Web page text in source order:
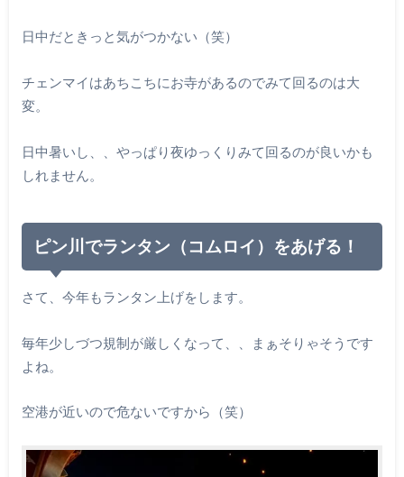
日中だときっと気がつかない（笑）
チェンマイはあちこちにお寺があるのでみて回るのは大
変。
日中暑いし、、やっぱり夜ゆっくりみて回るのが良いかも
しれません。
ピン川でランタン（コムロイ）をあげる！
さて、今年もランタン上げをします。
毎年少しづつ規制が厳しくなって、、まぁそりゃそうです
よね。
空港が近いので危ないですから（笑）